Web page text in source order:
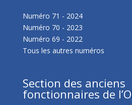
Numéro 71 - 2024
Numéro 70 - 2023
Numéro 69 - 2022
Tous les autres numéros
Section des anciens
fonctionnaires de